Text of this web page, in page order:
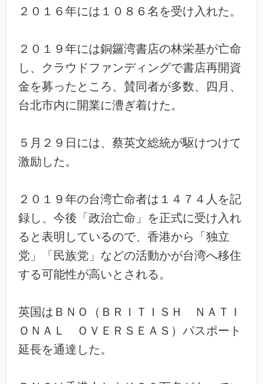
２０１６年には１０８６名を受け入れた。
２０１９年には銅鑼湾書店の林栄基が亡命
し、クラウドファンディ ングで書店再開資
金を募ったところ、賛同者が多数、四月、
台北市内に開業に漕ぎ着けた。
５月２９日には、蔡英文総統が駆けつけて
激励した。
２０１９年の台湾亡命者は１４７４人を記
録し、今後「政治亡命」 を正式に受け入れ
ると表明しているので、香港から「独立
党」「民族党」などの活動かが台湾へ移住
する可能性が高いとされる。
英国はＢＮＯ（ＢＲＩＴＩＳＨ ＮＡＴＩ
ＯＮＡＬ ＯＶＥＲＳＥＡＳ）パスポート
延長を通達した。